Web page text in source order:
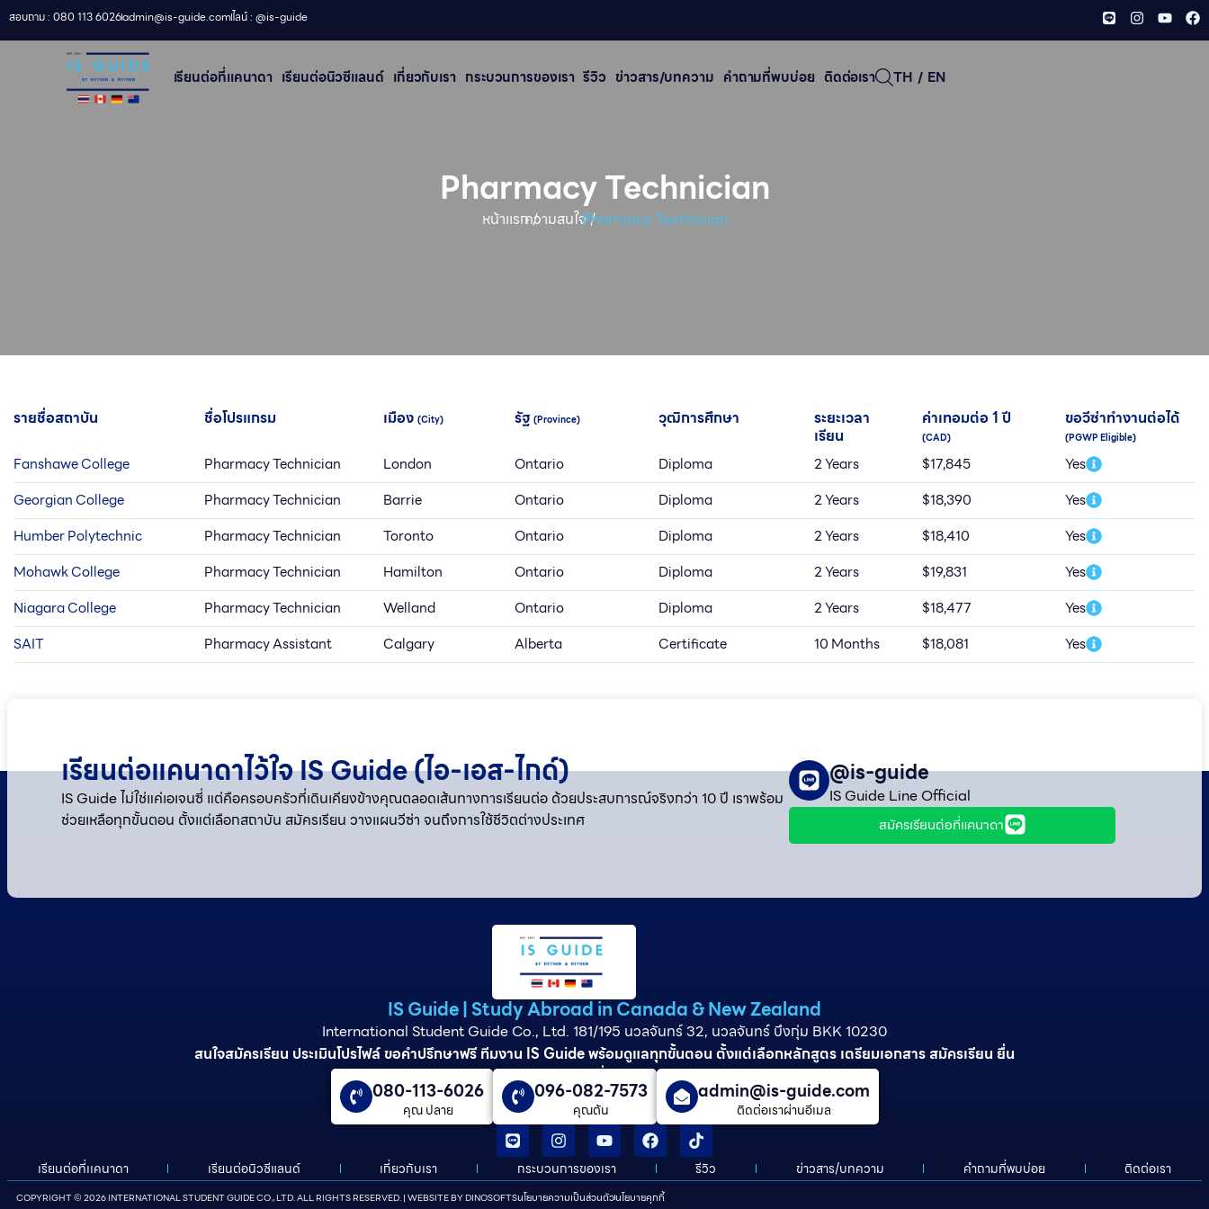
สอบถาม : 080 113 6026admin@is-guide.comไลน์ : @is-guide
เรียนต่อที่เเคนาดา เรียนต่อนิวซีแลนด์​ เกี่ยวกับเรา กระบวนการของเรา รีวิว ข่าวสาร/บทความ คําถามที่พบบ่อย ติดต่อเรา TH / EN
Pharmacy Technician
หน้าเเรก /ความสนใจ /Pharmacy Technician
รายชื่อสถาบัน ชื่อโปรแกรม เมือง(City) รัฐ(Province) วุฒิการศึกษา
ระยะเวลา
เรียน
ค่าเทอมต่อ 1 ปี
(CAD)
ขอวีซ่าทำงานต่อได้
(PGWP Eligible)
Fanshawe College Pharmacy Technician London Ontario Diploma 2 Years $17,845
Yes
Georgian College
Pharmacy Technician Barrie Ontario Diploma 2 Years $18,390
Yes
Humber Polytechnic
Pharmacy Technician Toronto Ontario Diploma 2 Years $18,410
Yes
Mohawk College
Pharmacy Technician Hamilton Ontario Diploma 2 Years $19,831
Yes
Niagara College
Pharmacy Technician Welland Ontario Diploma 2 Years $18,477
Yes
SAIT
Pharmacy Assistant Calgary Alberta Certificate 10 Months $18,081 Yes
เรียนต่อแคนาดาไว้ใจ IS Guide (ไอ-เอส-ไกด์​)
IS Guide ไม่ใช่แค่เอเจนซี่ แต่คือครอบครัวที่เดินเคียงข้างคุณตลอดเส้นทางการเรียนต่อ ด้วยประสบการณ์จริงกว่า 10 ปี เราพร้อม
ช่วยเหลือทุกขั้นตอน ตั้งแต่เลือกสถาบัน สมัครเรียน วางแผนวีซ่า จนถึงการใช้ชีวิตต่างประเทศ
@is-guide
IS Guide Line Official
สมัครเรียนต่อที่แคนาดา
IS Guide | Study Abroad in Canada & New Zealand
International Student Guide Co., Ltd. 181/195 นวลจันทร์ 32, นวลจันทร์ บึงกุ่ม BKK 10230
สนใจสมัครเรียน ประเมินโปรไฟล์ ขอคำปรึกษาฟรี ทีมงาน IS Guide พร้อมดูแลทุกขั้นตอน ตั้งแต่เลือกหลักสูตร เตรียมเอกสาร สมัครเรียน ยื่น
วีซ่า และดูแลต่อเนื่องจนจบการศึกษา
080-113-6026
คุณ ปลาย
096-082-7573
คุณต้น
admin@is-guide.com
ติดต่อเราผ่านอีเมล
เรียนต่อที่เเคนาดา เรียนต่อนิวซีแลนด์​ เกี่ยวกับเรา กระบวนการของเรา รีวิว ข่าวสาร/บทความ คําถามที่พบบ่อย ติดต่อเรา
COPYRIGHT © 2026 INTERNATIONAL STUDENT GUIDE CO., LTD. ALL RIGHTS RESERVED. | WEBSITE BY DINOSOFTSนโยบายความเป็นส่วนตัวนโยบายคุกกี้